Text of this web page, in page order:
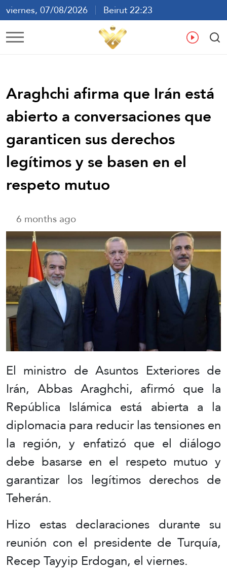
viernes, 07/08/2026
Beirut 22:23
ع En
Araghchi afirma que Irán está
abierto a conversaciones que
garanticen sus derechos
legítimos y se basen en el
respeto mutuo
6 months ago
El ministro de Asuntos Exteriores de
Irán, Abbas Araghchi, afirmó que la
República Islámica está abierta a la
diplomacia para reducir las tensiones en
la región, y enfatizó que el diálogo
debe basarse en el respeto mutuo y
garantizar los legítimos derechos de
Teherán.
Hizo estas declaraciones durante su
reunión con el presidente de Turquía,
Recep Tayyip Erdogan, el viernes.